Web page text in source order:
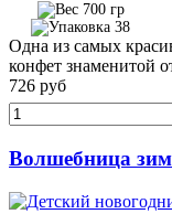
700 гр
38
Одна из самых
конфет знаменитой
726 руб
Волшебница